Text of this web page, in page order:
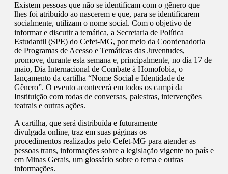
Existem pessoas que não se identificam com o gênero que
lhes foi atribuído ao nascerem e que, para se identificarem
socialmente, utilizam o nome social. Com o objetivo de
informar e discutir a temática, a Secretaria de Política
Estudantil (SPE) do Cefet-MG, por meio da Coordenadoria
de Programas de Acesso e Temáticas das Juventudes,
promove, durante esta semana e, principalmente, no dia 17 de
maio, Dia Internacional de Combate à Homofobia, o
lançamento da cartilha “Nome Social e Identidade de
Gênero”. O evento acontecerá em todos os campi da
Instituição com rodas de conversas, palestras, intervenções
teatrais e outras ações.
A cartilha, que será distribuída e futuramente
divulgada online, traz em suas páginas os
procedimentos realizados pelo Cefet-MG para atender as
pessoas trans, informações sobre a legislação vigente no país e
em Minas Gerais, um glossário sobre o tema e outras
informações.